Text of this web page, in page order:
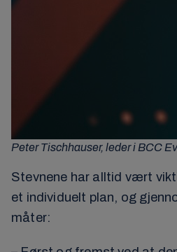
Peter Tischhauser, leder i BCC
Stevnene har alltid vært
et individuelt plan, og
måter: